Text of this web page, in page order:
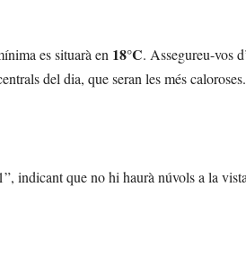
es situarà en 18°C. Assegureu-vos
del dia, que seran les més caloroses.
indicant que no hi haurà núvols a la